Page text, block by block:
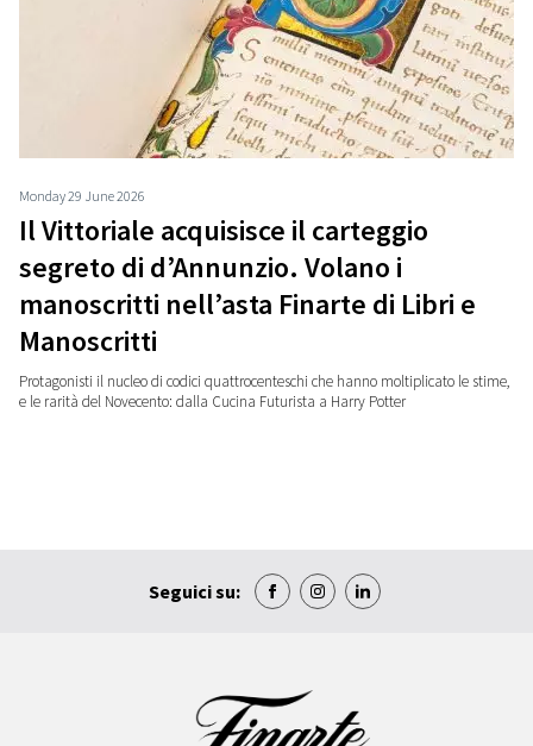
Monday 29 June 2026
Il Vittoriale acquisisce il carteggio
segreto di d’Annunzio. Volano i
manoscritti nell’asta Finarte di Libri e
Manoscritti
Protagonisti il nucleo di codici quattrocenteschi che hanno moltiplicato le stime,
e le rarità del Novecento: dalla Cucina Futurista a Harry Potter
Seguici su: